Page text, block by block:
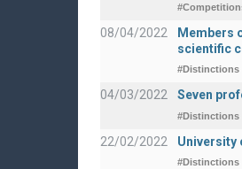
08/04/2022
Members
scientific
#Distinctions
04/03/2022 Seven
#Distinctions
22/02/2022 University
#Distinctions